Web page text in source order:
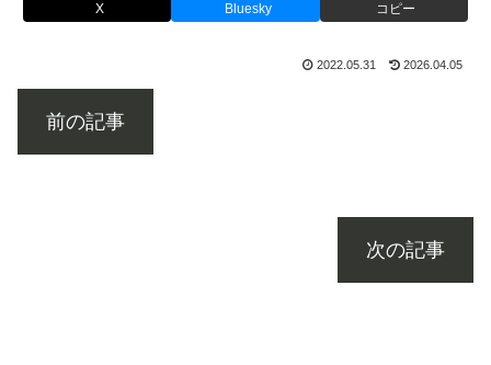
X Bluesky コピー
2022.05.31 2026.04.05
前の記事
次の記事